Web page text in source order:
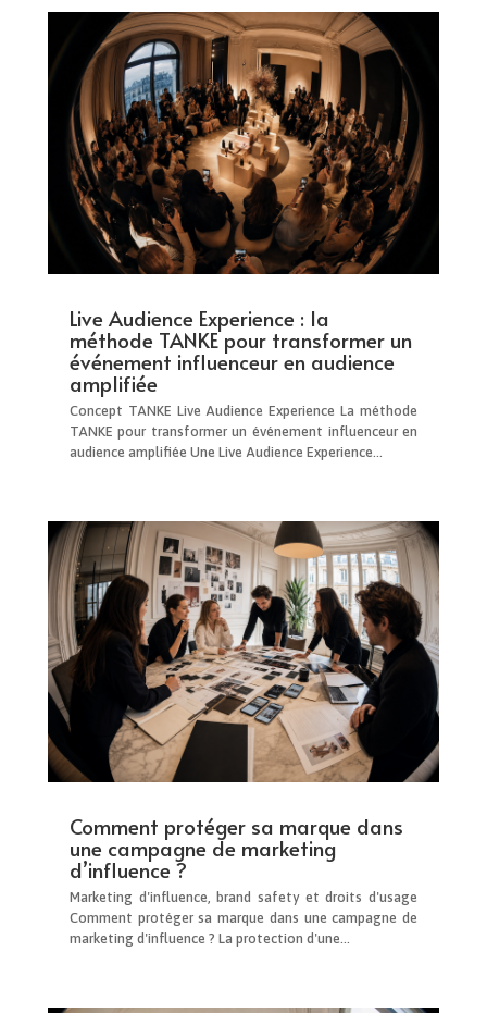
Live Audience Experience : la
méthode TANKE pour transformer un
événement influenceur en audience
amplifiée
Concept TANKE Live Audience Experience La méthode
TANKE pour transformer un événement influenceur en
audience amplifiée Une Live Audience Experience...
Comment protéger sa marque dans
une campagne de marketing
d’influence ?
Marketing d'influence, brand safety et droits d'usage
Comment protéger sa marque dans une campagne de
marketing d'influence ? La protection d'une...